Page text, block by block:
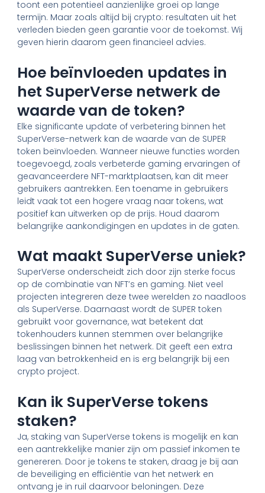
toont een potentieel aanzienlijke groei op lange
termijn. Maar zoals altijd bij crypto: resultaten uit het
verleden bieden geen garantie voor de toekomst. Wij
geven hierin daarom geen financieel advies.
Hoe beïnvloeden updates in
het SuperVerse netwerk de
waarde van de token?
Elke significante update of verbetering binnen het
SuperVerse-netwerk kan de waarde van de SUPER
token beïnvloeden. Wanneer nieuwe functies worden
toegevoegd, zoals verbeterde gaming ervaringen of
geavanceerdere NFT-marktplaatsen, kan dit meer
gebruikers aantrekken. Een toename in gebruikers
leidt vaak tot een hogere vraag naar tokens, wat
positief kan uitwerken op de prijs. Houd daarom
belangrijke aankondigingen en updates in de gaten.
Wat maakt SuperVerse uniek?
SuperVerse onderscheidt zich door zijn sterke focus
op de combinatie van NFT’s en gaming. Niet veel
projecten integreren deze twee werelden zo naadloos
als SuperVerse. Daarnaast wordt de SUPER token
gebruikt voor governance, wat betekent dat
tokenhouders kunnen stemmen over belangrijke
beslissingen binnen het netwerk. Dit geeft een extra
laag van betrokkenheid en is erg belangrijk bij een
crypto project.
Kan ik SuperVerse tokens
staken?
Ja, staking van SuperVerse tokens is mogelijk en kan
een aantrekkelijke manier zijn om passief inkomen te
genereren. Door je tokens te staken, draag je bij aan
de beveiliging en efficiëntie van het netwerk en
ontvang je in ruil daarvoor beloningen. Deze